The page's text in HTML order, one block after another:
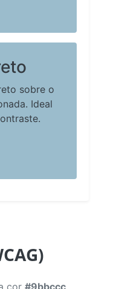
sobre o
Ideal
cor #9bbccc